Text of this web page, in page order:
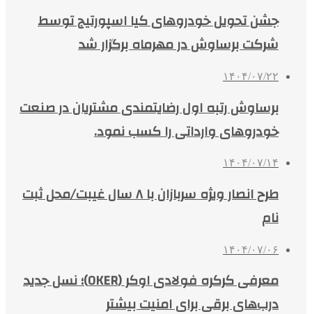
جشن تحویل خودروهای کیا اسپورتیج توسط
شرکت برساوش در مهرماه برگزار شد
۱۴۰۴/۰۷/۲۲
برساوش رتبه اول رضایتمندی مشتریان در صنعت
خودروهای وارداتی را کسب نمود.
۱۴۰۴/۰۷/۱۴
طرح انصار ویژه سربازان با ۸ سال غیبت/محل ثبت
نام
۱۴۰۴/۰۷/۰۶
معرفی کرکره فولادی اوکر (OKER)؛ نسل جدید
درب‌های برقی برای امنیت بیشتر